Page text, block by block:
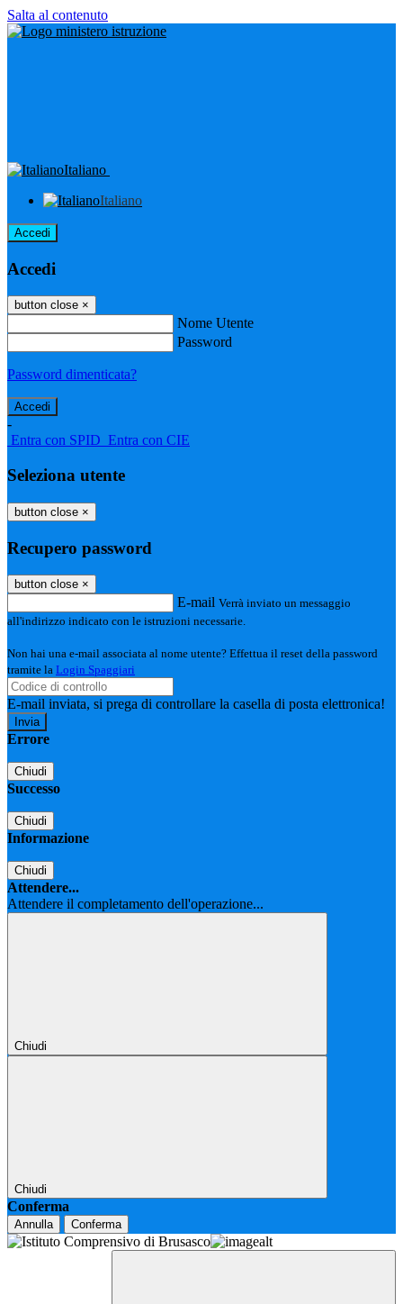
Salta al contenuto
Italiano
Italiano
Accedi
Accedi
button close ×
Nome Utente
Password
Password dimenticata?
-
Entra con SPID Entra con CIE
Seleziona utente
button close ×
Recupero password
button close ×
E-mail Verrà inviato un messaggio
all'indirizzo indicato con le istruzioni necessarie.
Non hai una e-mail associata al nome utente? Effettua il reset della password
tramite la Login Spaggiari
E-mail inviata, si prega di controllare la casella di posta elettronica!
Errore
Chiudi
Successo
Chiudi
Informazione
Chiudi
Attendere...
Attendere il completamento dell'operazione...
Chiudi
Chiudi
Conferma
Annulla Conferma